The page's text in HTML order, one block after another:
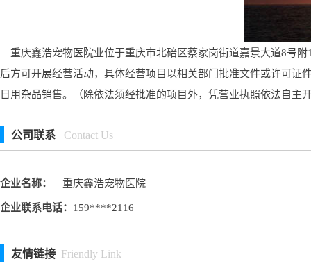
重庆鑫浩宠物医院业位于重庆市北碚区蔡家岗街道嘉景大道8号
后方可开展经营活动，具体经营项目以相关部门批准文件或许可
日用杂品销售。（除依法须经批准的项目外，凭营业执照依法自主
公司联系 Contact Us
企业名称： 重庆鑫浩宠物医院
企业联系电话： 159****2116
友情链接 Friendly Link